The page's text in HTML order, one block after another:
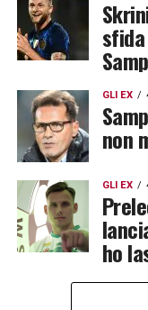
GLI EX
non
GLI EX
ho